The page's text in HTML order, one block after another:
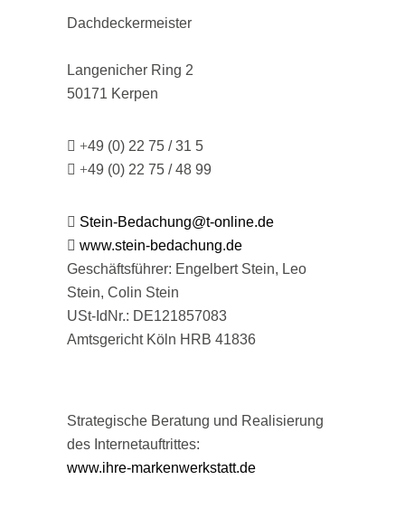
Dachdeckermeister
Langenicher Ring 2
50171 Kerpen
+49 (0) 22 75 / 31 5
+49 (0) 22 75 / 48 99
Stein-Bedachung@t-online.de
www.stein-bedachung.de
Geschäftsführer: Engelbert Stein, Leo
Stein, Colin Stein
USt-IdNr.: DE121857083
Amtsgericht Köln HRB 41836
Strategische Beratung und Realisierung
des Internetauftrittes:
www.ihre-markenwerkstatt.de